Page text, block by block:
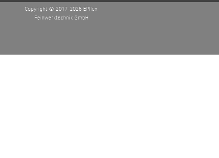
Copyright © 2017-2026 EPflex
Feinwerktechnik GmbH